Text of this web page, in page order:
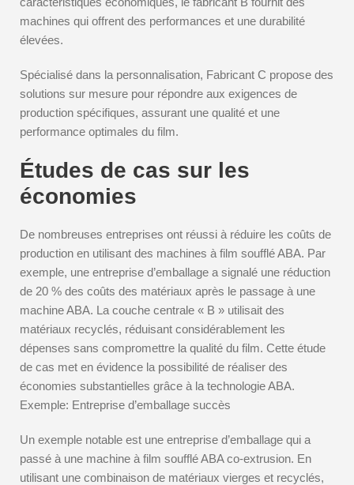
machines qui offrent des performances et une durabilité
élevées.
Spécialisé dans la personnalisation, Fabricant C propose des
solutions sur mesure pour répondre aux exigences de
production spécifiques, assurant une qualité et une
performance optimales du film.
Études de cas sur les
économies
De nombreuses entreprises ont réussi à réduire les coûts de
production en utilisant des machines à film soufflé ABA. Par
exemple, une entreprise d’emballage a signalé une réduction
de 20 % des coûts des matériaux après le passage à une
machine ABA. La couche centrale « B » utilisait des
matériaux recyclés, réduisant considérablement les
dépenses sans compromettre la qualité du film. Cette étude
de cas met en évidence la possibilité de réaliser des
économies substantielles grâce à la technologie ABA.
Exemple: Entreprise d’emballage succès
Un exemple notable est une entreprise d’emballage qui a
passé à une machine à film soufflé ABA co-extrusion. En
utilisant une combinaison de matériaux vierges et recyclés,